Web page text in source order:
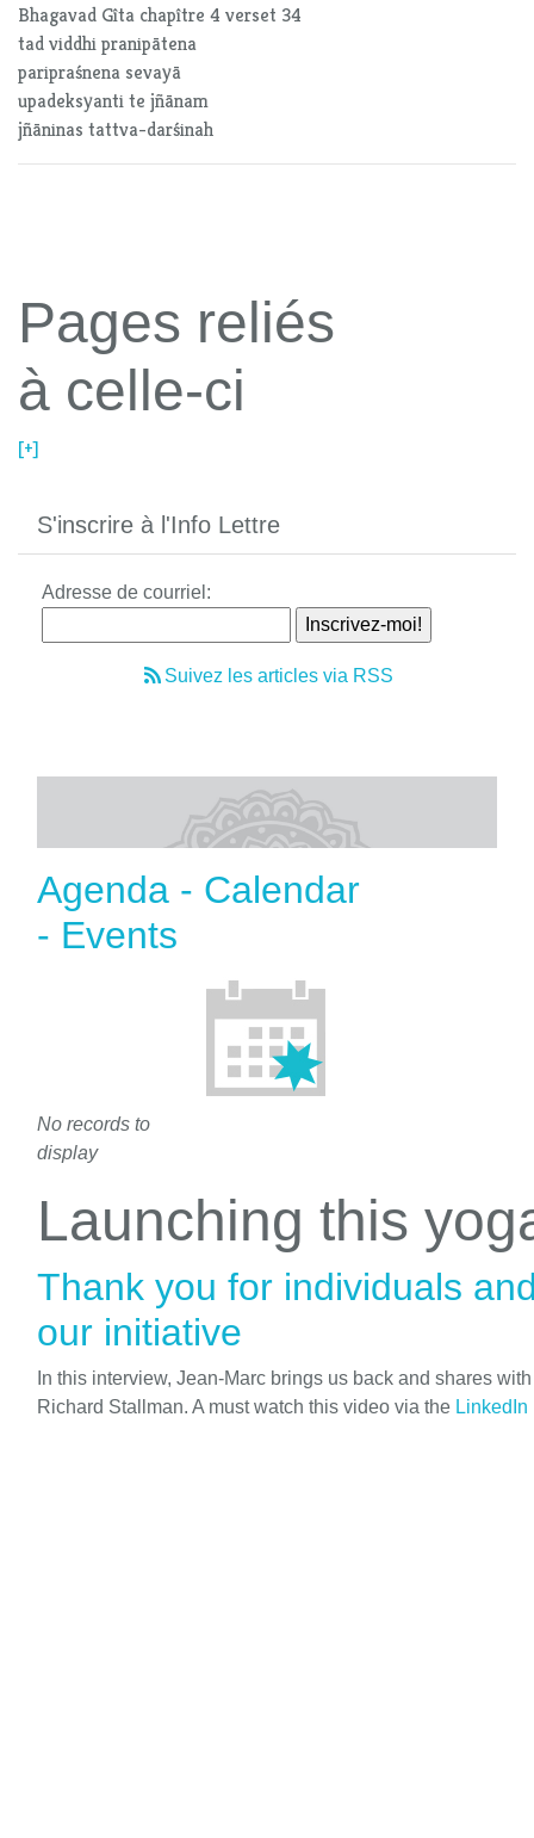
Bhagavad Gîta chapître 4 verset 34
tad viddhi pranipātena
paripraśnena sevayā
upadeksyanti te jñānam
jñāninas tattva-darśinah
Pages reliés
à celle-ci
[+]
S'inscrire à l'Info Lettre
Adresse de courriel:
Suivez les articles via RSS
Agenda - Calendar
- Events
No records to
display
Launching this
Thank you for individuals
our initiative
In this interview, Jean-Marc brings us back and shares
Richard Stallman. A must watch this video via the LinkedIn